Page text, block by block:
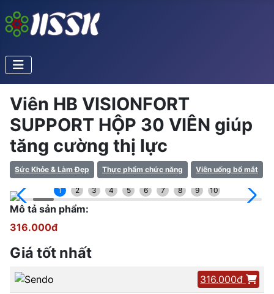
Viên HB VISIONFORT
SUPPORT HỘP 30 VIÊN giúp
tăng cường thị lực
Sức Khỏe & Làm Đẹp Thực phẩm chức năng Viên uống bổ mắt
1 2 3 4 5 6 7 8 9 10
Mô tả sản phẩm:
316.000đ
Giá tốt nhất
316.000đ